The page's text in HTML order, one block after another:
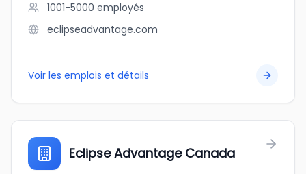
1001-5000 employés
eclipseadvantage.com
Voir les emplois et détails
Eclipse Advantage Canada